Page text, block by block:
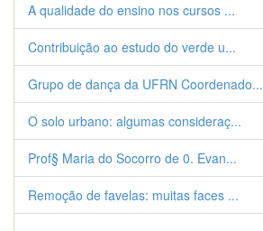
A qualidade do ensino nos cursos ...
Contribuição ao estudo do verde u...
Grupo de dança da UFRN Coordenado...
O solo urbano: algumas consideraç...
Prof§ Maria do Socorro de 0. Evan...
Remoção de favelas: muitas faces ...